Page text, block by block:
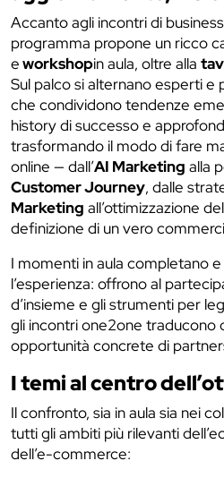
Accanto agli incontri di
programma propone un ricco
eworkshopin aula, oltre alla
Sul palco si alternano esperti e
che condividono tendenze
history di successo e
trasformando il modo di fare
online — dall’AI Marketing alla
Customer Journey, dalle
Marketing all’ottimizzazione
definizione di un vero
I momenti in aula completano
l’esperienza: offrono al
d’insieme e gli strumenti per
gli incontri one2one traducono
opportunità concrete di
I temi al centro
Il confronto, sia in aula sia nei
tutti gli ambiti più rilevanti
dell’e-commerce: